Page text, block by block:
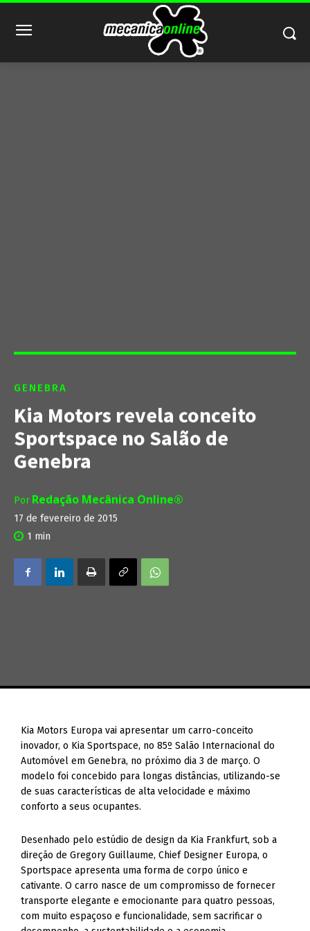
GENEBRA
Kia Motors revela conceito
Sportspace no Salão de
Genebra
Por Redação Mecânica Online®
17 de fevereiro de 2015
1 min
Kia Motors Europa vai apresentar um carro-conceito
inovador, o Kia Sportspace, no 85º Salão Internacional do
Automóvel em Genebra, no próximo dia 3 de março. O
modelo foi concebido para longas distâncias, utilizando-se
de suas características de alta velocidade e máximo
conforto a seus ocupantes.
Desenhado pelo estúdio de design da Kia Frankfurt, sob a
direção de Gregory Guillaume, Chief Designer Europa, o
Sportspace apresenta uma forma de corpo único e
cativante. O carro nasce de um compromisso de fornecer
transporte elegante e emocionante para quatro pessoas,
com muito espaçoso e funcionalidade, sem sacrificar o